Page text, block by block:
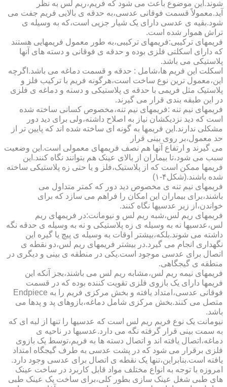
شوند.این موضوع باعث می شود که فریم،ریم لس به نظر
آید.معمولاً قسمت فوقانی عدسی،به حدقه ی بالایی فریم جفت می
شود.بقیه ی عدسی دارای یک شیار جزیی است،که به وسیله ی
تراش هموار شده است.
فریمهای ترکیبی:فریمهای ترکیبی،به طور معمول فریمهایی هستند
که دارای اسکلتی فلزی بوده و حدقه ی فوقانی و دسته های آنها
پلاستیکی می باشد.
اسکلت این فریم ها،شامل : حدقه و قسمت دماغه می باشد.اگرچه
این،معمول ترین نوع ساخت است،هرگونه فریم با ترکیب فلز و
پلاستیک مثل فریمی با حدقه ی پلاستیکی و دسته و دماغه ی فلزی
در این طبقه بندی قرار می گیرند.
فریمهای نیم تنه :فریمهای نیم تنه،مخصوص کسانی ساخته شده
است که دید نزدیکشان نیاز به اصلاح داشته،ولی برای دید دور
مشکلی ندارند.این فریمها به گونه ای ساخته شده اند که پایین تر از
حد معمول،بر روی بینی قرار
می گیرند و ارتفاع آنها هم نصف فریمهای معمولی است.این وضعیت
سبب می شود،تا بیماران از بالای عینک هم بتوانند نگاه کنند.این
فریمها ممکن است که از پلاستیک،فلز و یا حتی زه پلاستیکی ساخته
شده باشند.(شکل۴-۱)
فریمهای نیم تنه ی مخصوص دید دور که کمتر متداول می
باشند،برای بیماران این امکان را فراهم می سازد که برای
خواندن،از زیر عدسیها نگاه کنند.
فریمهای ریم لس،شبه ریم لس و نیومانت:در فریمهای ریم
لس،عدسیها نه به وسیله ی زه پلاستیکی و نه به وسیله ی حدقه نگه
داشته می شوند.بلکه،بیشتر اوقات به وسیله ی پیچ یا گیره این
نگهداری انجام می گیرد.در بیشتر فریمهای ریم لس،دو نقطه ی
اتصال برای عدسی موجود است.یکی در منطقه ی بینی و دیگری در
منطقه ی گیجگاهی.
فریمهای نیمه ریم لس،مشابه ریم لس می باشند،بجز آنکه این
فریمها دارای یک بازوی فلزی تقویت کننده بوده که در قسمت
فوقانی عدسی،امتداد یافته و بخش مرکزی فریم را به Endpiece
متصل می کنند.بخش مرکزی شامل دماغه،بازوهای پد و پدها می
باشد.
نیومانت یک نوع فریم ریم لس است که عدسیها را تنها از لبه ای که
به سمت بینی قرار گرفته نگه می دارد.عدسیها در ناحیه ی
دماغه،اتصال یافته اند و اتصال دسته ها به فریم،توسط یک بازوی
فلزی برقرار می شود که در پشت عدسی به طرف گیجگاه امتداد
یافته است.بنابراین،تنها یک نقطه ی اتصال برای عدسی وجود دارد.
امروزه با توجه به انواع مختلف مواد قابل کاربرد در ساخت عینک
های طبی شغل عینک سازی بطور کلی،برای ساخت یک عینک طبی